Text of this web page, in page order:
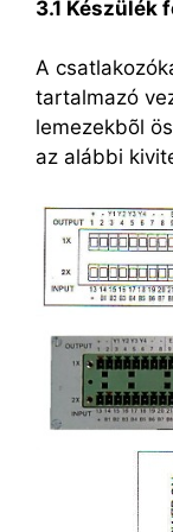
3.1 Készülék
A
tartalmazó
lemezekbõl
az alábbi